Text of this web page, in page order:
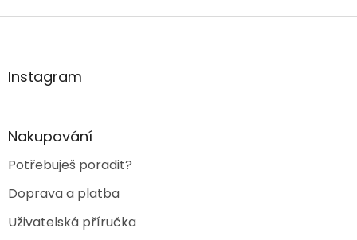
Z
aInstagram
Nakupování
Potřebuješ poradit?
Doprava a platba
Uživatelská příručka